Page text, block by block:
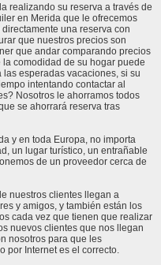
realizando su reserva a través de
en Merida que le ofrecemos
una reserva con
que nuestros precios son
que andar comparando precios
comodidad de su hogar puede
esperadas vacaciones, si su
intentando contactar al
Nosotros le ahorramos todos
se ahorrará reserva tras
y en toda Europa, no importa
un lugar turístico, un entrañable
de un proveedor cerca de
nuestros clientes llegan a
y amigos, y también están los
cada vez que tienen que realizar
nuevos clientes que nos llegan
nosotros para que les
por Internet es el correcto.